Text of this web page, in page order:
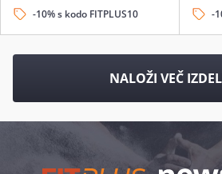
-10% s kodo FITPLUS10 -
NALOŽI VEČ